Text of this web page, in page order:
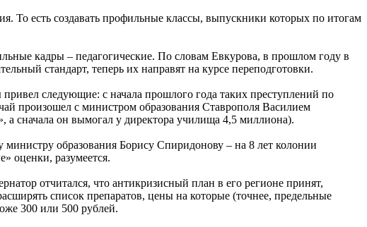
То есть создавать профильные классы, выпускники которых по итогам
кадры – педагогические. По словам Евкурова, в прошлом году в
стандарт, теперь их направят на курсе переподготовки.
следующие: с начала прошлого года таких преступлений по
произошел с министром образования Ставрополя Василием
сначала он вымогал у директора училища 4,5 миллиона).
образования Борису Спиридонову – на 8 лет колонии
оценки, разумеется.
отчитался, что антикризисный план в его регионе принят,
список препаратов, цены на которые (точнее, предельные
300 или 500 рублей.